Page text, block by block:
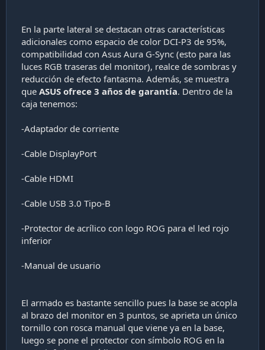
En la parte lateral se destacan otras características
adicionales como espacio de color DCI-P3 de 95%,
compatibilidad con Asus Aura G-Sync (esto para las
luces RGB traseras del monitor), realce de sombras y
reducción de efecto fantasma. Además, se muestra
que ASUS ofrece 3 años de garantía. Dentro de la
caja tenemos:
-Adaptador de corriente
-Cable DisplayPort
-Cable HDMI
-Cable USB 3.0 Tipo-B
-Protector de acrílico con logo ROG para el led rojo
inferior
-Manual de usuario
El armado es bastante sencillo pues la base se acopla
al brazo del monitor en 3 puntos, se aprieta un único
tornillo con rosca manual que viene ya en la base,
luego se pone el protector con símbolo ROG en la